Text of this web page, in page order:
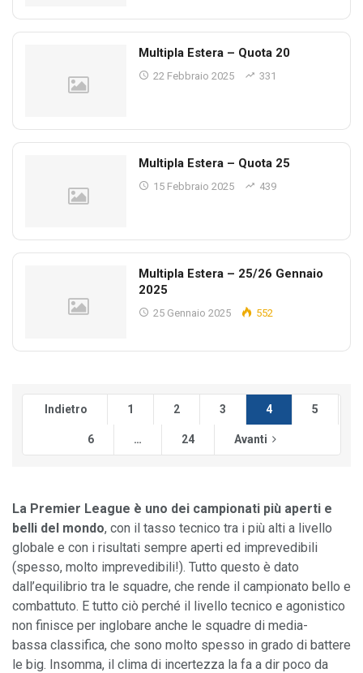
Multipla Estera – Quota 20
22 Febbraio 2025 331
Multipla Estera – Quota 25
15 Febbraio 2025 439
Multipla Estera – 25/26 Gennaio
2025
25 Gennaio 2025 552
Indietro 1 2 3 4 5
6 … 24 Avanti
La Premier League è uno dei campionati più aperti e
belli del mondo, con il tasso tecnico tra i più alti a livello
globale e con i risultati sempre aperti ed imprevedibili
(spesso, molto imprevedibili!). Tutto questo è dato
dall’equilibrio tra le squadre, che rende il campionato bello e
combattuto. E tutto ciò perché il livello tecnico e agonistico
non finisce per inglobare anche le squadre di media-
bassa classifica, che sono molto spesso in grado di battere
le big. Insomma, il clima di incertezza la fa a dir poco da